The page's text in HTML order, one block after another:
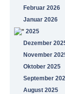
Februar 2026
Januar 2026
2025
Dezember
November
Oktober 2025
September
August 2025